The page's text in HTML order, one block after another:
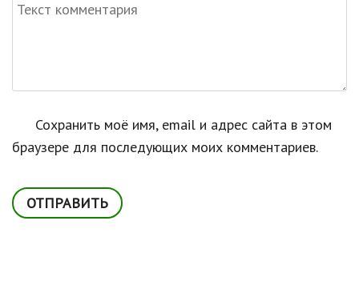
Сохранить моё имя, email и адрес сайта в этом
браузере для последующих моих комментариев.